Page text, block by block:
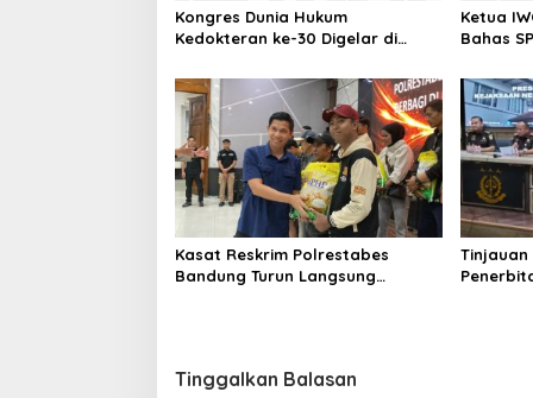
s
Kongres Dunia Hukum
Kedokteran ke-30 Digelar di
Tantangan Global Kesehatan
Ketua
Bahas
Kasat Reskrim Polrestabes
Bandung Turun Langsung
Tinjauan
Tinggalkan Balasan